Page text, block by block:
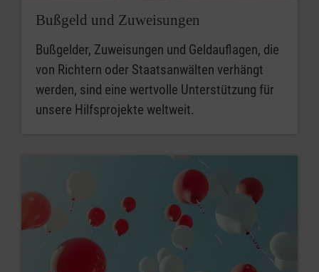
Bußgeld und Zuweisungen
Bußgelder, Zuweisungen und Geldauflagen, die
von Richtern oder Staatsanwälten verhängt
werden, sind eine wertvolle Unterstützung für
unsere Hilfsprojekte weltweit.